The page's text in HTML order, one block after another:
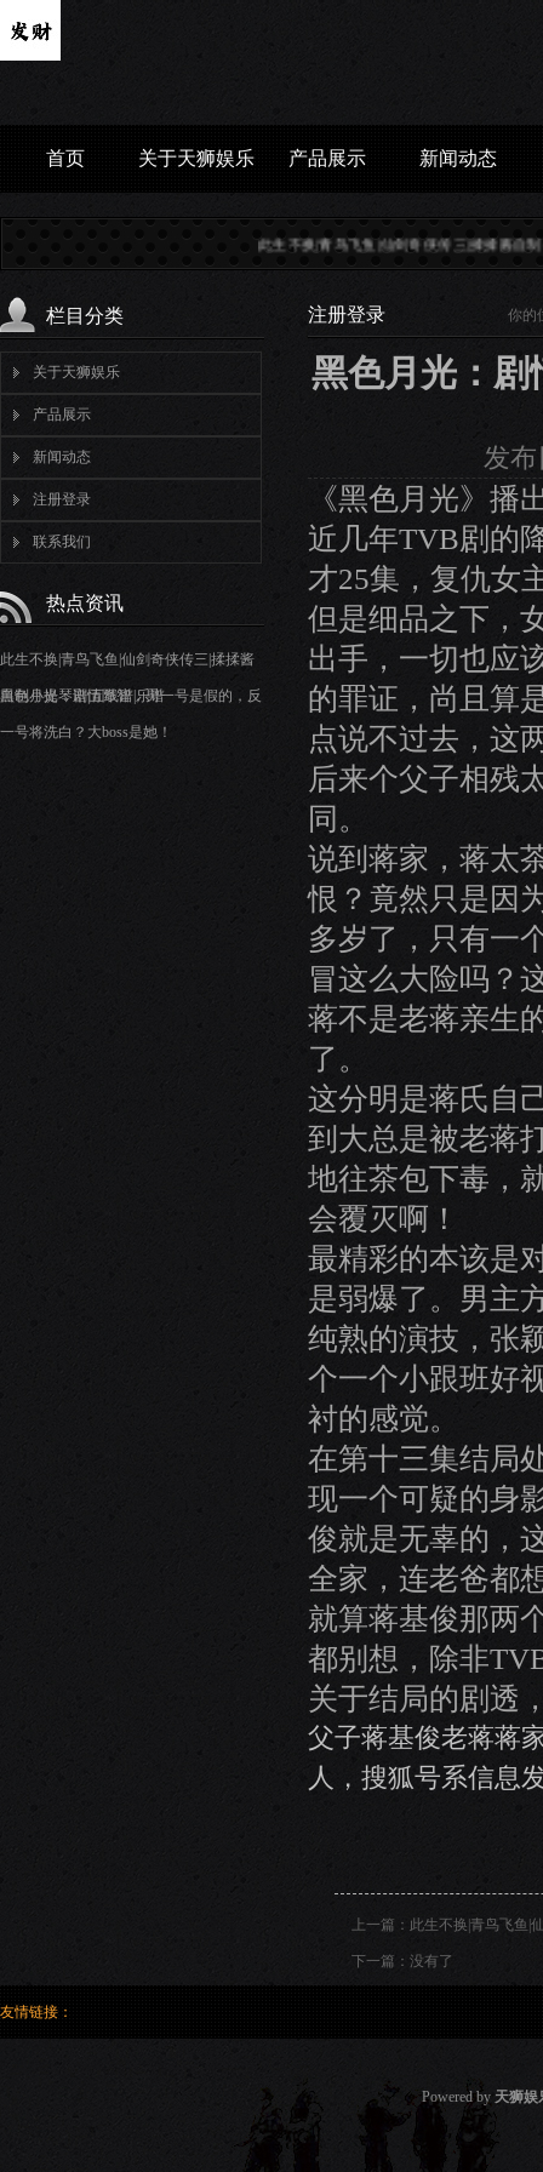
首页 关于天狮娱乐 产品展示 新闻动态
此生不换|青鸟飞鱼|仙剑奇侠传三|揉揉酱自制小提琴谱
栏目分类
关于天狮娱乐
产品展示
新闻动态
注册登录
联系我们
热点资讯
此生不换|青鸟飞鱼|仙剑奇侠传三|揉揉酱
自制小提琴谱|五线谱|乐谱
黑色月光：剧情降智，男一号是假的，反
一号将洗白？大boss是她！
注册登录 你的
黑色月光：剧
发布
《黑色月光》
近几年TVB剧的
才25集，复仇女
但是细品之下，
出手，一切也应
的罪证，尚且算
点说不过去，这
后来个父子相残
同。
说到蒋家，蒋太
恨？竟然只是因
多岁了，只有一
冒这么大险吗？
蒋不是老蒋亲生
了。
这分明是蒋氏自
到大总是被老蒋
地往茶包下毒，
会覆灭啊！
最精彩的本该是
是弱爆了。男主
纯熟的演技，张
个一个小跟班好
衬的感觉。
在第十三集结局
现一个可疑的身
俊就是无辜的，
全家，连老爸都
就算蒋基俊那两
都别想，除非
关于结局的剧透
父子蒋基俊老蒋蒋
人，搜狐号系信息
上一篇： 此生不换|青鸟飞鱼|
下一篇：没有了
友情链接：
Powered by 天狮娱